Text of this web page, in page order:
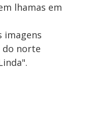
lhamas em
imagens
do norte